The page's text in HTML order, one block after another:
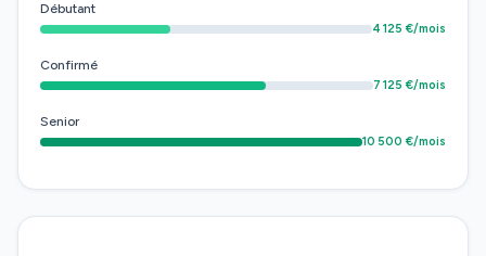
Débutant
4 125 €/mois
Confirmé
7 125 €/mois
Senior
10 500 €/mois